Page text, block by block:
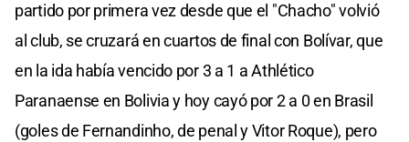
partido por primera vez desde que el "Chacho" volvió
al club, se cruzará en cuartos de final con Bolívar, que
en la ida había vencido por 3 a 1 a Athlético
Paranaense en Bolivia y hoy cayó por 2 a 0 en Brasil
(goles de Fernandinho, de penal y Vitor Roque), pero